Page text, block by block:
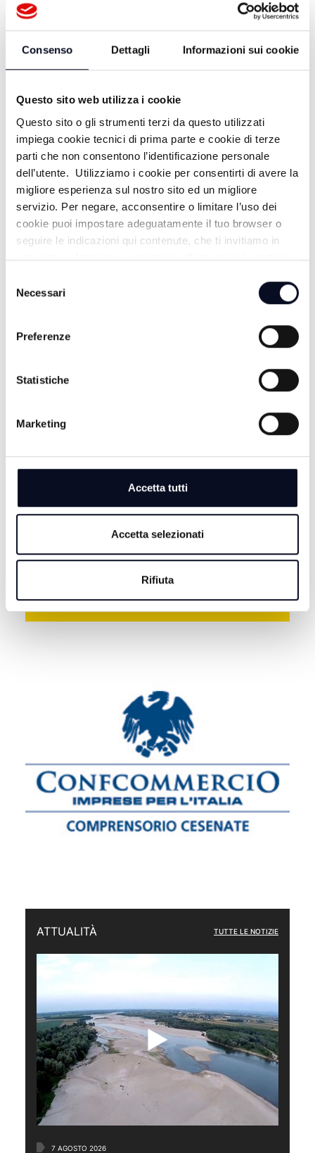
Consenso Dettagli Informazioni sui cookie
Questo sito web utilizza i cookie
Questo sito o gli strumenti terzi da questo utilizzati
impiega cookie tecnici di prima parte e cookie di terze
parti che non consentono l’identificazione personale
dell’utente. Utilizziamo i cookie per consentirti di avere la
migliore esperienza sul nostro sito ed un migliore
servizio. Per negare, acconsentire o limitare l’uso dei
cookie puoi impostare adeguatamente il tuo browser o
seguire le indicazioni qui contenute, che ti invitiamo in
ogni caso a leggere per maggiori informazioni in materia
delNecessari
Preferenze
Statistiche
Marketing
Accetta tutti
Accetta selezionati
Rifiuta
DOPPIO PASSO - 05/05/2026
ALTRE NOTIZIE
7 AGOSTO 2026
CERVIA: Svolta nel caso Musiani, il sindaco ringrazia i
7 AGOSTO 2026
Bologna sul parquet di Rimini
ATTUALITÀ TUTTE LE NOTIZIE
7 AGOSTO 2026